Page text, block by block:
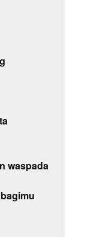
waspada